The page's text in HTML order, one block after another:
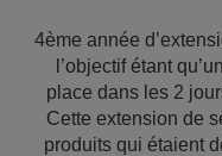
4ème année
l’objectif étant
place dans les 2
Cette extension de
produits qui étaient